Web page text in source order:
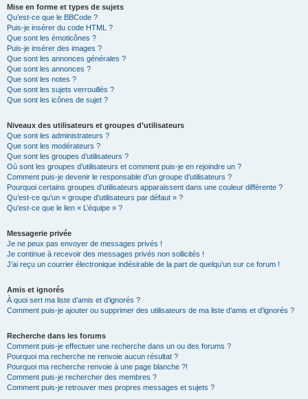
Mise en forme et types de sujets
Qu’est-ce que le BBCode ?
Puis-je insérer du code HTML ?
Que sont les émoticônes ?
Puis-je insérer des images ?
Que sont les annonces générales ?
Que sont les annonces ?
Que sont les notes ?
Que sont les sujets verrouillés ?
Que sont les icônes de sujet ?
Niveaux des utilisateurs et groupes d’utilisateurs
Que sont les administrateurs ?
Que sont les modérateurs ?
Que sont les groupes d’utilisateurs ?
Où sont les groupes d’utilisateurs et comment puis-je en rejoindre un ?
Comment puis-je devenir le responsable d’un groupe d’utilisateurs ?
Pourquoi certains groupes d’utilisateurs apparaissent dans une couleur différente ?
Qu’est-ce qu’un « groupe d’utilisateurs par défaut » ?
Qu’est-ce que le lien « L’équipe » ?
Messagerie privée
Je ne peux pas envoyer de messages privés !
Je continue à recevoir des messages privés non sollicités !
J’ai reçu un courrier électronique indésirable de la part de quelqu’un sur ce forum !
Amis et ignorés
À quoi sert ma liste d’amis et d’ignorés ?
Comment puis-je ajouter ou supprimer des utilisateurs de ma liste d’amis et d’ignorés ?
Recherche dans les forums
Comment puis-je effectuer une recherche dans un ou des forums ?
Pourquoi ma recherche ne renvoie aucun résultat ?
Pourquoi ma recherche renvoie à une page blanche ?!
Comment puis-je rechercher des membres ?
Comment puis-je retrouver mes propres messages et sujets ?